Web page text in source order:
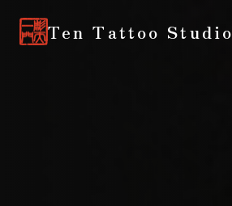
Ten Tattoo Studio